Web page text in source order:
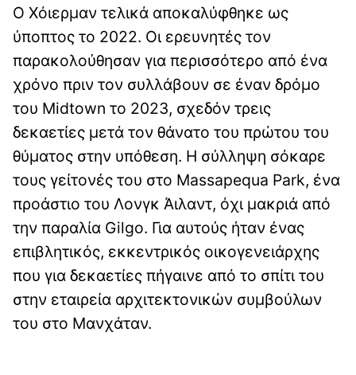
Ο Xόιερμαν τελικά αποκαλύφθηκε ως
ύποπτος το 2022. Οι ερευνητές τον
παρακολούθησαν για περισσότερο από ένα
χρόνο πριν τον συλλάβουν σε έναν δρόμο
του Midtown το 2023, σχεδόν τρεις
δεκαετίες μετά τον θάνατο του πρώτου του
θύματος στην υπόθεση. Η σύλληψη σόκαρε
τους γείτονές του στο Massapequa Park, ένα
προάστιο του Λονγκ Άιλαντ, όχι μακριά από
την παραλία Gilgo. Για αυτούς ήταν ένας
επιβλητικός, εκκεντρικός οικογενειάρχης
που για δεκαετίες πήγαινε από το σπίτι του
στην εταιρεία αρχιτεκτονικών συμβούλων
του στο Μανχάταν.